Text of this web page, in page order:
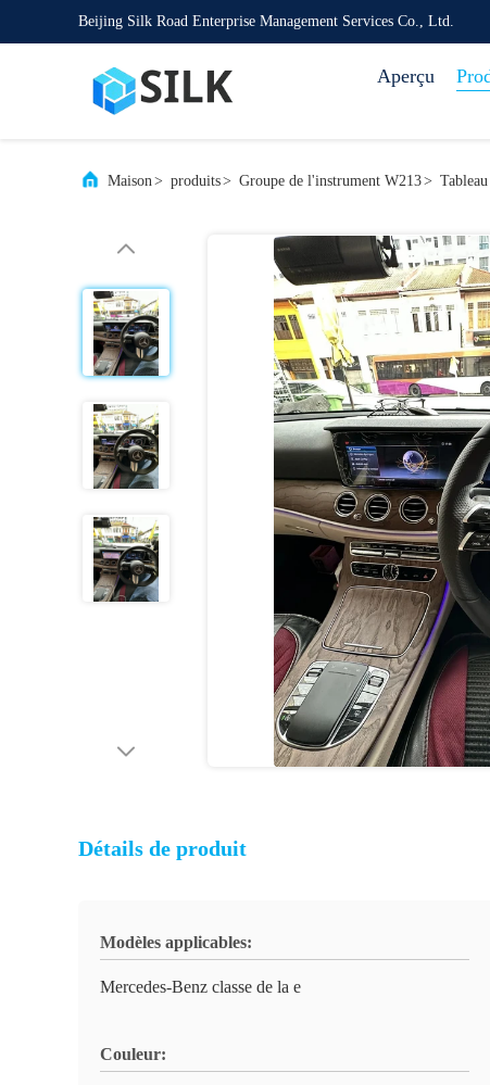
Beijing Silk Road Enterprise Management Services Co., Ltd.
Aperçu
Maison> produits> Groupe de l'instrument W213>
Détails de produit
Modèles applicables:
Mercedes-Benz classe de la e
Couleur: